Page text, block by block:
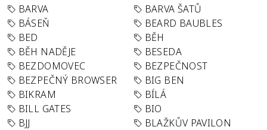
BARVA
BARVA ŠATŮ
BÁSEŇ
BEARD BAUBLES
BED
BĚH
BĚH NADĚJE
BESEDA
BEZDOMOVEC
BEZPEČNOST
BEZPEČNÝ BROWSER
BIG BEN
BIKRAM
BÍLÁ
BILL GATES
BIO
BJJ
BLAŽKŮV PAVILON